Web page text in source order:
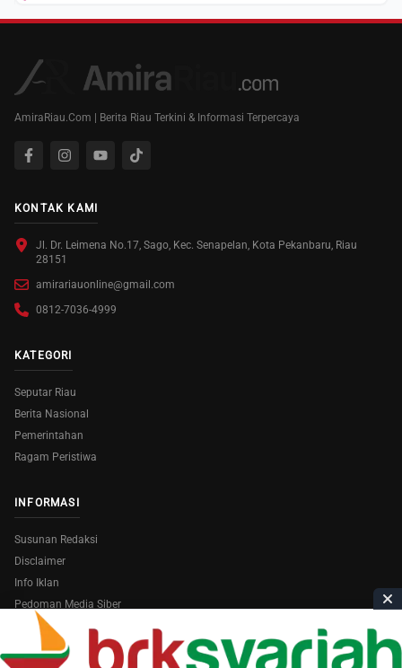
AmiraRiau.Com | Berita Riau Terkini & Informasi Terpercaya
KONTAK KAMI
Jl. Dr. Leimena No.17, Sago, Kec. Senapelan, Kota Pekanbaru, Riau
28151
amirariauonline@gmail.com
0812-7036-4999
KATEGORI
Seputar Riau
Berita Nasional
Pemerintahan
Ragam Peristiwa
INFORMASI
Susunan Redaksi
Disclaimer
Info Iklan
Pedoman Media Siber